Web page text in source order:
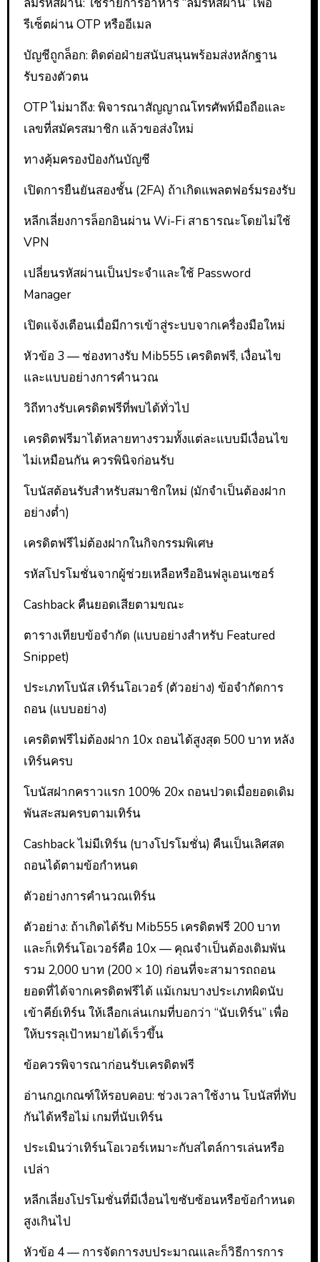
ลืมรหัสผ่าน: ใช้รายการอาหาร “ลืมรหัสผ่าน” เพื่อ
รีเซ็ตผ่าน OTP หรืออีเมล
บัญชีถูกล็อก: ติดต่อฝ่ายสนับสนุนพร้อมส่งหลักฐาน
รับรองตัวตน
OTP ไม่มาถึง: พิจารณาสัญญาณโทรศัพท์มือถือและ
เลขที่สมัครสมาชิก แล้วขอส่งใหม่
ทางคุ้มครองป้องกันบัญชี
เปิดการยืนยันสองชั้น (2FA) ถ้าเกิดแพลตฟอร์มรองรับ
หลีกเลี่ยงการล็อกอินผ่าน Wi-Fi สาธารณะโดยไม่ใช้
VPN
เปลี่ยนรหัสผ่านเป็นประจำและใช้ Password
Manager
เปิดแจ้งเตือนเมื่อมีการเข้าสู่ระบบจากเครื่องมือใหม่
หัวข้อ 3 — ช่องทางรับ Mib555 เครดิตฟรี, เงื่อนไข
และแบบอย่างการคำนวณ
วิถีทางรับเครดิตฟรีที่พบได้ทั่วไป
เครดิตฟรีมาได้หลายทางรวมทั้งแต่ละแบบมีเงื่อนไข
ไม่เหมือนกัน ควรพินิจก่อนรับ
โบนัสต้อนรับสำหรับสมาชิกใหม่ (มักจำเป็นต้องฝาก
อย่างต่ำ)
เครดิตฟรีไม่ต้องฝากในกิจกรรมพิเศษ
รหัสโปรโมชั่นจากผู้ช่วยเหลือหรืออินฟลูเอนเซอร์
Cashback คืนยอดเสียตามขณะ
ตารางเทียบข้อจำกัด (แบบอย่างสำหรับ Featured
Snippet)
ประเภทโบนัส เทิร์นโอเวอร์ (ตัวอย่าง) ข้อจำกัดการ
ถอน (แบบอย่าง)
เครดิตฟรีไม่ต้องฝาก 10x ถอนได้สูงสุด 500 บาท หลัง
เทิร์นครบ
โบนัสฝากคราวแรก 100% 20x ถอนปวดเมื่อยอดเดิม
พันสะสมครบตามเทิร์น
Cashback ไม่มีเทิร์น (บางโปรโมชั่น) คืนเป็นเลิศสด
ถอนได้ตามข้อกำหนด
ตัวอย่างการคำนวณเทิร์น
ตัวอย่าง: ถ้าเกิดได้รับ Mib555 เครดิตฟรี 200 บาท
และก็เทิร์นโอเวอร์คือ 10x — คุณจำเป็นต้องเดิมพัน
รวม 2,000 บาท (200 × 10) ก่อนที่จะสามารถถอน
ยอดที่ได้จากเครดิตฟรีได้ แม้เกมบางประเภทผิดนับ
เข้าคีย์เทิร์น ให้เลือกเล่นเกมที่บอกว่า “นับเทิร์น” เพื่อ
ให้บรรลุเป้าหมายได้เร็วขึ้น
ข้อควรพิจารณาก่อนรับเครดิตฟรี
อ่านกฎเกณฑ์ให้รอบคอบ: ช่วงเวลาใช้งาน โบนัสที่ทับ
กันได้หรือไม่ เกมที่นับเทิร์น
ประเมินว่าเทิร์นโอเวอร์เหมาะกับสไตล์การเล่นหรือ
เปล่า
หลีกเลี่ยงโปรโมชั่นที่มีเงื่อนไขซับซ้อนหรือข้อกำหนด
สูงเกินไป
หัวข้อ 4 — การจัดการงบประมาณและก็วิธีการการ